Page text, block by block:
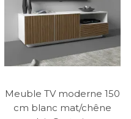
Meuble TV moderne 150
cm blanc mat/chêne